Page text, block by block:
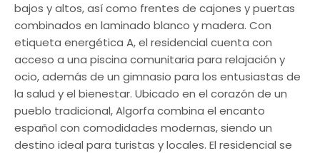
bajos y altos, así como frentes de cajones y puertas
combinados en laminado blanco y madera. Con
etiqueta energética A, el residencial cuenta con
acceso a una piscina comunitaria para relajación y
ocio, además de un gimnasio para los entusiastas de
la salud y el bienestar. Ubicado en el corazón de un
pueblo tradicional, Algorfa combina el encanto
español con comodidades modernas, siendo un
destino ideal para turistas y locales. El residencial se